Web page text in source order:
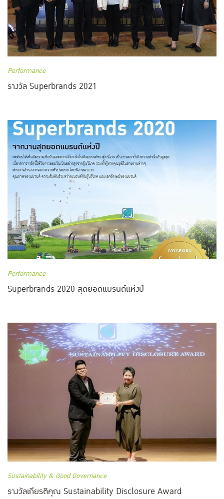
Performance
รางวัล Superbrands 2021
Performance
Superbrands 2020 สุดยอดแบรนด์แห่งปี
Sustainability & Good Governance
รางวัลเกียรติคุณ Sustainability Disclosure Award